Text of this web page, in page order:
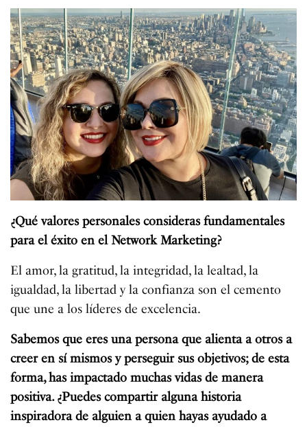
¿Qué valores personales consideras fundamentales
para el éxito en el Network Marketing?
El amor, la gratitud, la integridad, la lealtad, la
igualdad, la libertad y la confianza son el cemento
que une a los líderes de excelencia.
Sabemos que eres una persona que alienta a otros a
creer en sí mismos y perseguir sus objetivos; de esta
forma, has impactado muchas vidas de manera
positiva. ¿Puedes compartir alguna historia
inspiradora de alguien a quien hayas ayudado a